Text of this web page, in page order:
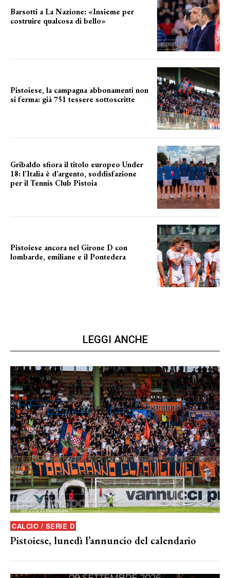
Barsotti a La Nazione: «Insieme per
costruire qualcosa di bello»
Pistoiese, la campagna abbonamenti non
si ferma: già 751 tessere sottoscritte
Gribaldo sfiora il titolo europeo Under
18: l’Italia è d’argento, soddisfazione
per il Tennis Club Pistoia
Pistoiese ancora nel Girone D con
lombarde, emiliane e il Pontedera
LEGGI ANCHE
CALCIO / SERIE D
Pistoiese, lunedì l’annuncio del calendario